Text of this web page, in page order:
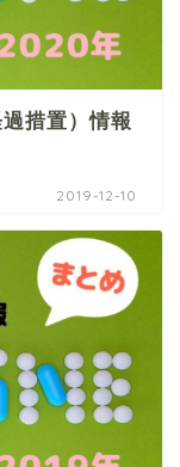
措置）情報
2019-12-10